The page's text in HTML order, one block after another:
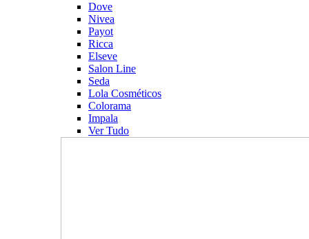
Dove
Nivea
Payot
Ricca
Elseve
Salon Line
Seda
Lola Cosméticos
Colorama
Impala
Ver Tudo